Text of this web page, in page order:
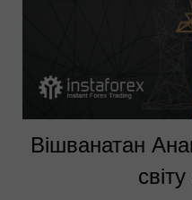
Вішванатан